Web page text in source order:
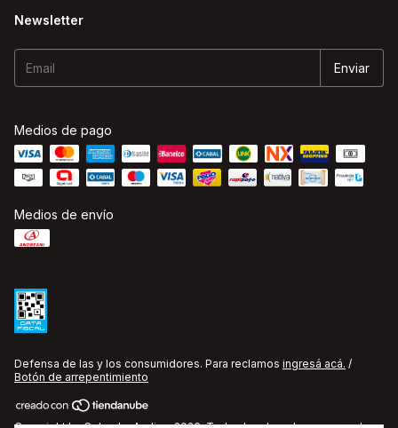
Newsletter
Medios de pago
Medios de envío
Defensa de las y los consumidores. Para reclamos ingresá acá. /
Botón de arrepentimiento